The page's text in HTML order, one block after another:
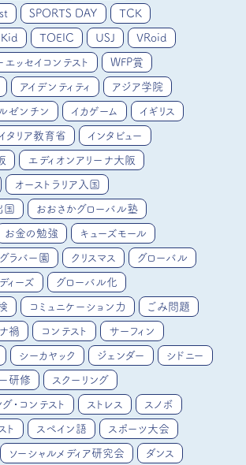
SPORTS DAY TCK
TOEIC USJ VRoid
エッセイコンテスト WFP賞
アイデンティティ アジア学院
ゼンチン イカゲーム イギリス
タリア教育省 インタビュー
エディオンアリーナ大阪
オーストラリア入国
国 おおさかグローバル塾
お金の勉強 キューズモール
グラバー園 クリスマス グローバル
ィーズ グローバル化
コミュニケーション力 ごみ問題
禍 コンテスト サーフィン
シーカヤック ジェンダー シドニー
研修 スクーリング
・コンテスト ストレス スノボ
ト スペイン語 スポーツ大会
ソーシャルメディア研究会 ダンス